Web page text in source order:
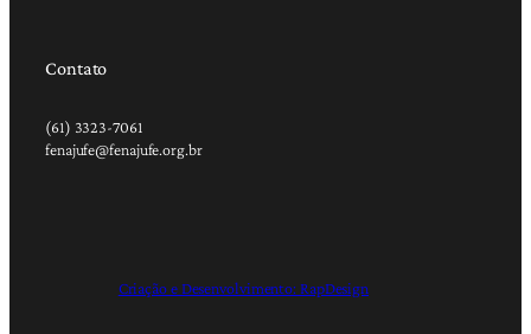
Contato
(61) 3323-7061
fenajufe@fenajufe.org.br
Criação e Desenvolvimento: RapDesign